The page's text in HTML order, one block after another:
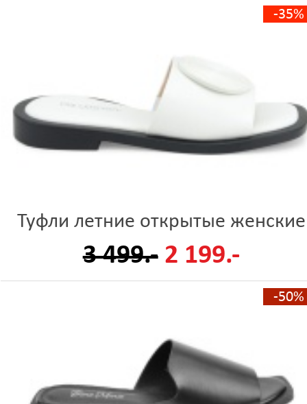
-35%
Туфли летние открытые женские
3 499.- 2 199.-
-50%